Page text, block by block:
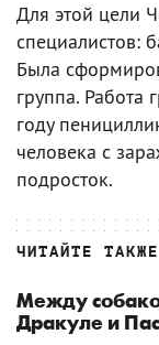
Для этой цели
специалистов:
Была
группа. Работа
году
человека с
подросток.
ЧИТАЙТЕ ТАКЖЕ
Между
Дракуле и